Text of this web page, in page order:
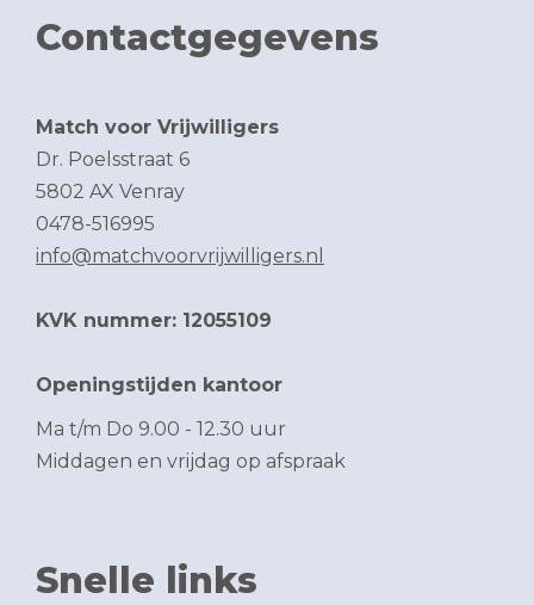
Contactgegevens
Match voor Vrijwilligers
Dr. Poelsstraat 6
5802 AX Venray
0478-516995
info@matchvoorvrijwilligers.nl
KVK nummer: 12055109
Openingstijden kantoor
Ma t/m Do 9.00 - 12.30 uur
Middagen en vrijdag op afspraak
Snelle links